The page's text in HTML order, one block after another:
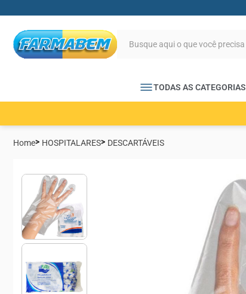
TODAS AS CATEGORIAS
Home HOSPITALARES DESCARTÁVEIS